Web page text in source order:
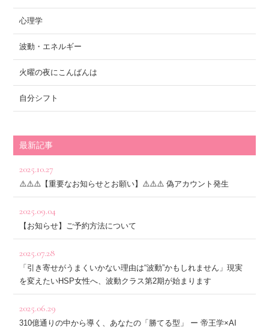
心理学
波動・エネルギー
火曜の夜にこんばんは
自分シフト
最新記事
2025.10.27
⚠️⚠️⚠️【重要なお知らせとお願い】⚠️⚠️⚠️ 偽アカウント発生
2025.09.04
【お知らせ】ご予約方法について
2025.07.28
「引き寄せがうまくいかない理由は“波動”かもしれません」現実
を変えたいHSP女性へ、波動クラス第2期が始まります
2025.06.29
310億通りの中から導く、あなたの「勝てる型」 ー 帝王学×AI